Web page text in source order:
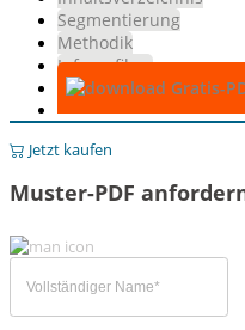
Segmentierung
Methodik
Infografiken
Gratis-
Jetzt kaufen
Muster-PDF